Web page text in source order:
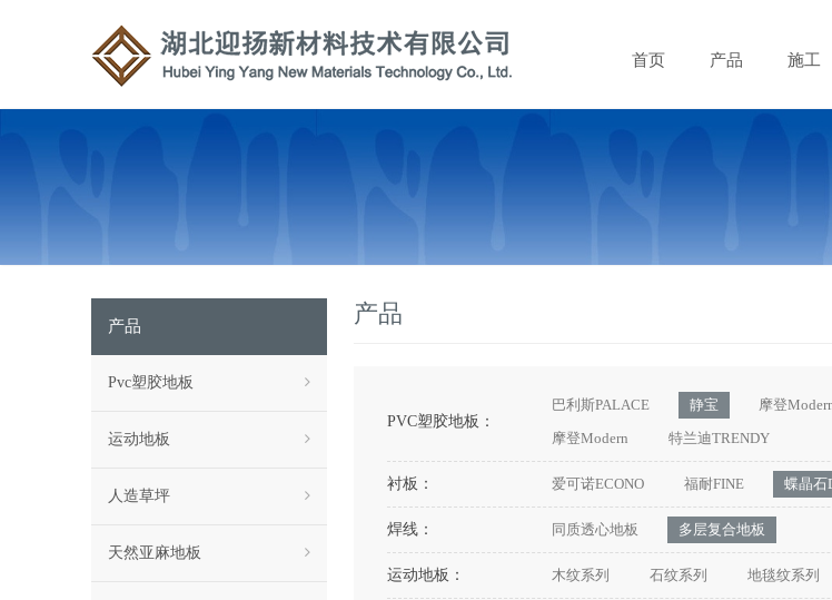
首页 产品 施工
产品
Pvc塑胶地板
运动地板
人造草坪
天然亚麻地板
产品
PVC塑胶地板：
巴利斯PALACE 静宝 摩登
摩登Modern
特兰迪TRENDY
衬板： 爱可诺ECONO 福耐FINE 蝶晶石
焊线： 同质透心地板 多层复合地板
运动地板： 木纹系列 石纹系列 地毯纹系列